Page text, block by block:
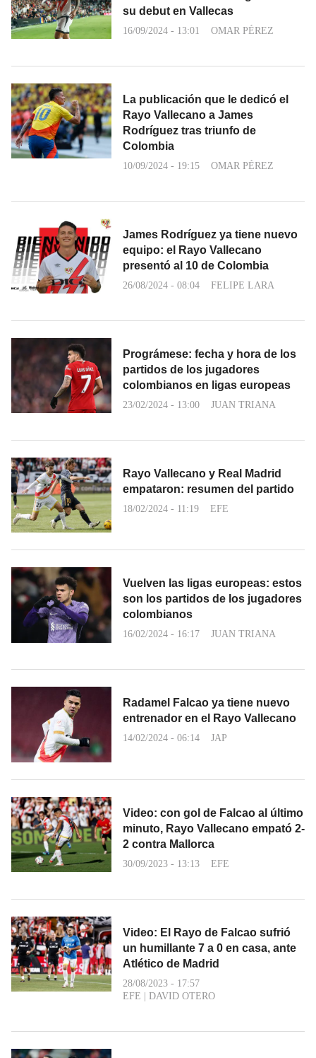
su debut en Vallecas
16/09/2024 - 13:01 OMAR PÉREZ
La publicación que le dedicó el
Rayo Vallecano a James
Rodríguez tras triunfo de
Colombia
10/09/2024 - 19:15 OMAR PÉREZ
James Rodríguez ya tiene nuevo
equipo: el Rayo Vallecano
presentó al 10 de Colombia
26/08/2024 - 08:04 FELIPE LARA
Prográmese: fecha y hora de los
partidos de los jugadores
colombianos en ligas europeas
23/02/2024 - 13:00 JUAN TRIANA
Rayo Vallecano y Real Madrid
empataron: resumen del partido
18/02/2024 - 11:19 EFE
Vuelven las ligas europeas: estos
son los partidos de los jugadores
colombianos
16/02/2024 - 16:17 JUAN TRIANA
Radamel Falcao ya tiene nuevo
entrenador en el Rayo Vallecano
14/02/2024 - 06:14 JAP
Video: con gol de Falcao al último
minuto, Rayo Vallecano empató 2-
2 contra Mallorca
30/09/2023 - 13:13 EFE
Video: El Rayo de Falcao sufrió
un humillante 7 a 0 en casa, ante
Atlético de Madrid
28/08/2023 - 17:57
EFE | DAVID OTERO